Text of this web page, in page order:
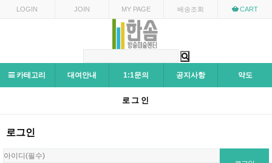
LOGIN JOIN MY PAGE 배송조회 CART
카테고리 대여안내 1:1문의 공지사항 약도
로그인
로그인